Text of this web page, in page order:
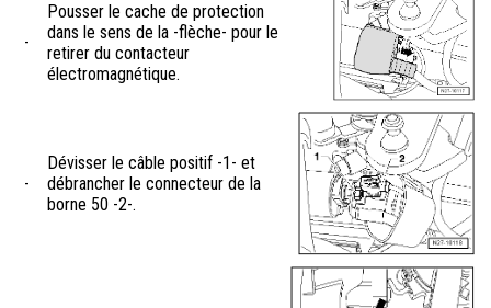
-
Pousser le cache de protection
dans le sens de la -flèche- pour le
retirer du contacteur
électromagnétique.
-
Dévisser le câble positif -1- et
débrancher le connecteur de la
borne 50 -2-.